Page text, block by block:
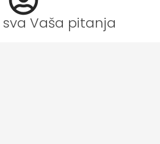
sva Vaša pitanja